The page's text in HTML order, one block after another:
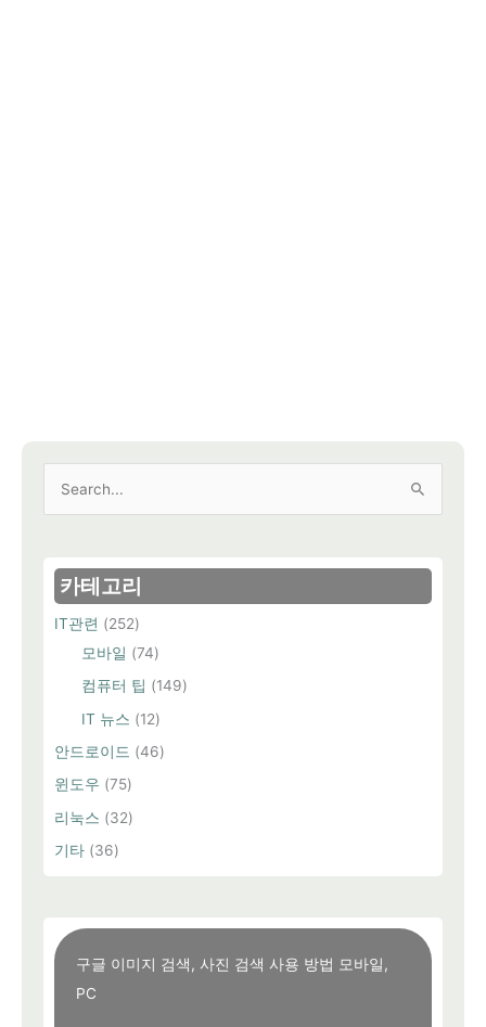
상
카테고리
IT관련 (252)
모바일 (74)
컴퓨터 팁 (149)
IT 뉴스 (12)
안드로이드 (46)
윈도우 (75)
리눅스 (32)
기타 (36)
구글 이미지 검색, 사진 검색 사용 방법 모바일,
PC